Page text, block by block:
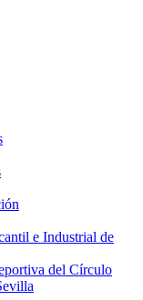
e Industrial de
del Círculo